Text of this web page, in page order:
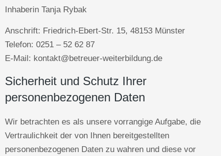
Inhaberin Tanja Rybak
Anschrift: Friedrich-Ebert-Str. 15, 48153 Münster
Telefon: 0251 – 52 62 87
E-Mail: kontakt@betreuer-weiterbildung.de
Sicherheit und Schutz Ihrer
personenbezogenen Daten
Wir betrachten es als unsere vorrangige Aufgabe, die
Vertraulichkeit der von Ihnen bereitgestellten
personenbezogenen Daten zu wahren und diese vor